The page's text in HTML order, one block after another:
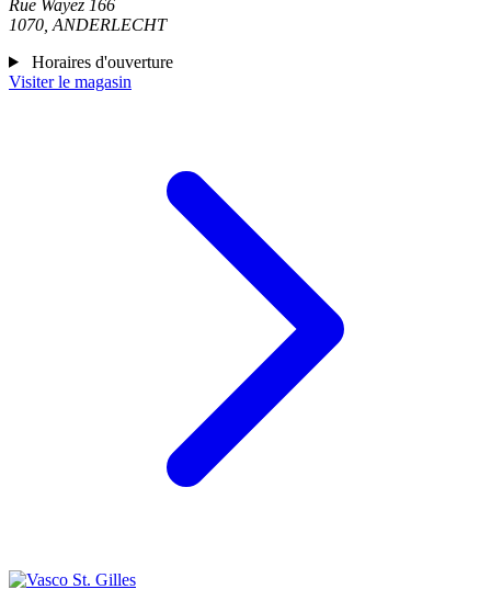
Rue Wayez 166
1070, ANDERLECHT
Horaires d'ouverture
Visiter le magasin